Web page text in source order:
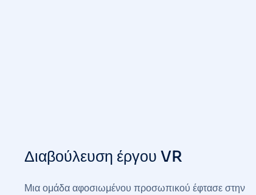
Διαβούλευση έργου VR
Μια ομάδα αφοσιωμένου προσωπικού έφτασε στην